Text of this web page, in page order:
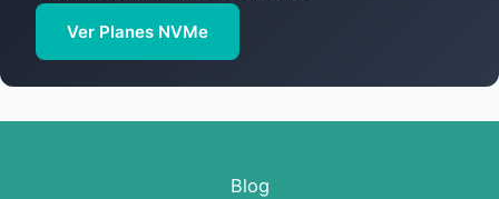
Ver Planes NVMe
Blog